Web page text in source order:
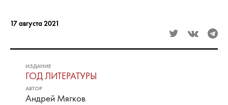
17 августа 2021
ИЗДАНИЕ
ГОД ЛИТЕРАТУРЫ
АВТОР
Андрей Мягков